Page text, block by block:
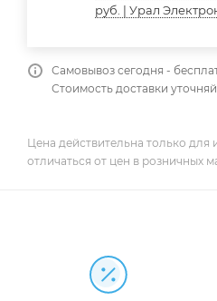
руб. | Урал
Самовывоз сегодня -
Стоимость доставки
Цена действительна только для
отличаться от цен в розничных